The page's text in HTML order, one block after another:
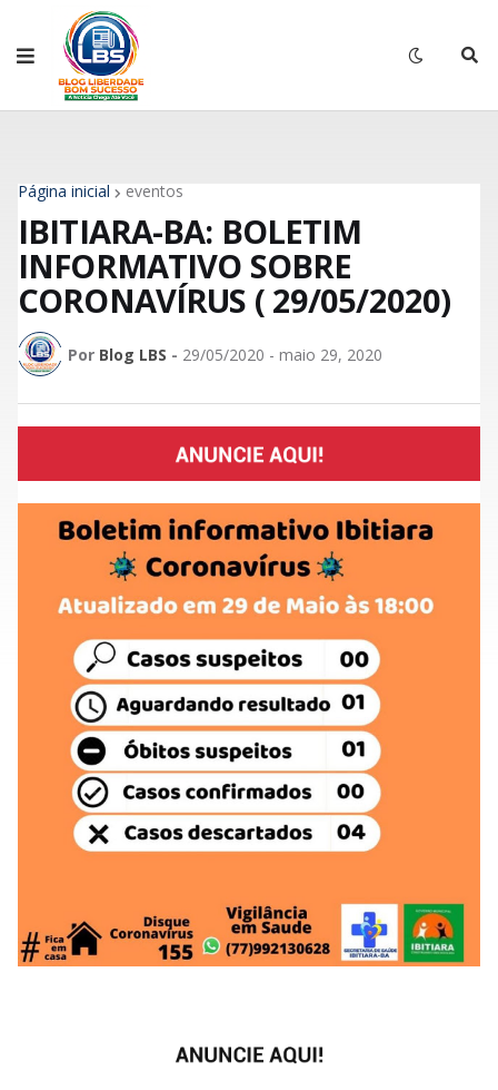
Página inicial eventos
IBITIARA-BA: BOLETIM
INFORMATIVO SOBRE
CORONAVÍRUS ( 29/05/2020)
Por Blog LBS - 29/05/2020 - maio 29, 2020